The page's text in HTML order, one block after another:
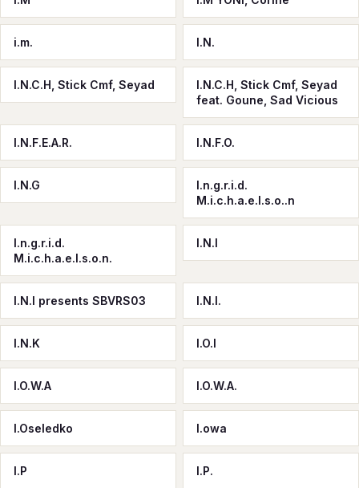
i.m. I.N.
I.N.C.H, Stick Cmf, Seyad
I.N.C.H, Stick Cmf, Seyad
feat. Goune, Sad Vicious
I.N.F.E.A.R. I.N.F.O.
I.N.G
I.n.g.r.i.d.
M.i.c.h.a.e.l.s.o..n
I.n.g.r.i.d.
M.i.c.h.a.e.l.s.o.n.
I.N.I
I.N.I presents SBVRS03 I.N.I.
I.N.K I.O.I
I.O.W.A I.O.W.A.
I.Oseledko I.owa
I.P I.P.